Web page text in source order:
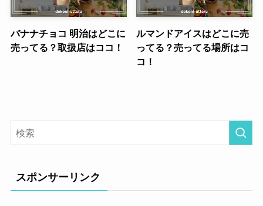
バナナチョコ 明治はどこに
売ってる？取扱店はココ！
ルマンドアイスはどこに売
ってる？売ってる場所はコ
コ！
スポンサーリンク